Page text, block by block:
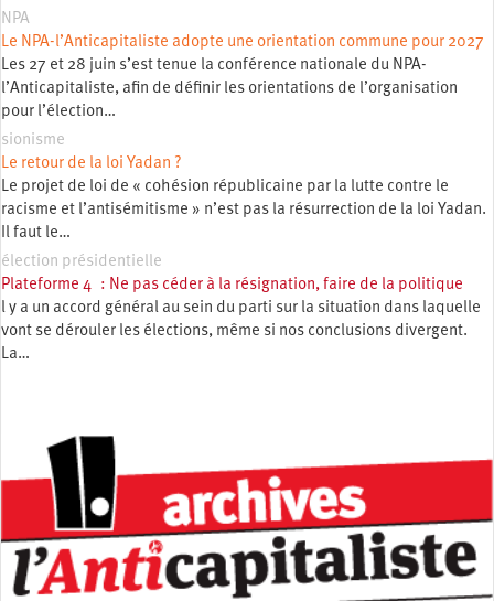
NPA
Le NPA-l’Anticapitaliste adopte une orientation commune pour 2027
Les 27 et 28 juin s’est tenue la conférence nationale du NPA-
l’Anticapitaliste, afin de définir les orientations de l’organisation
pour l’élection…
sionisme
Le retour de la loi Yadan ?
Le projet de loi de « cohésion républicaine par la lutte contre le
racisme et l’antisémitisme » n’est pas la résurrection de la loi Yadan.
Il faut le…
élection présidentielle
Plateforme 4 : Ne pas céder à la résignation, faire de la politique
l y a un accord général au sein du parti sur la situation dans laquelle
vont se dérouler les élections, même si nos conclusions divergent.
La…